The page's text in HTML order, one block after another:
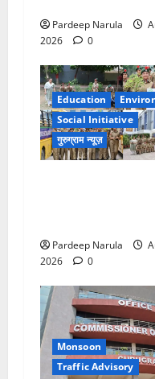
Pardeep Narula
2026
0
Education
Social Initiative
गुरुग्राम न्यूज़
Pardeep Narula
2026
0
Monsoon
Traffic Advisory